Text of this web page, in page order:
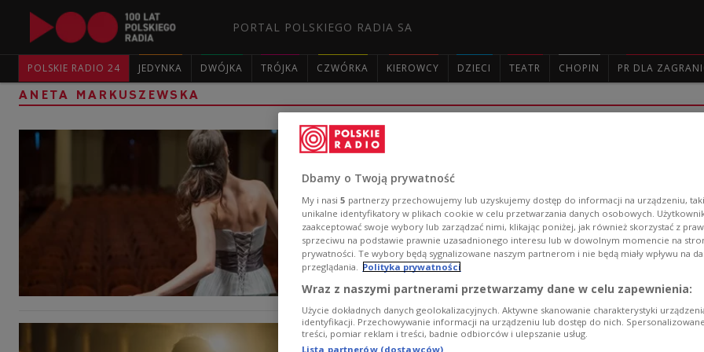
PORTAL POLSKIEGO RADIA SA
POLSKIE RADIO 24 JEDYNKA DWÓJKA TRÓJKA CZWÓRKA KIEROWCY DZIECI TEATR CHOPIN PR DLA
ANETA MARKUSZEWSKA
Concerto delle donne - kobiecy
- To była muzyka, której pilnie strzeżono, książę nie
oddawały nuty i one były zamykane w oddzielnym,
działalności żeńskiego XVI-wiecznego zespołu
autorka nowego cyklu "Wirtuoza, prima donna, diva".
Zobacz więcej na temat: Dwójka kobieta opera śpiew
Fenomen IX Symfonii Ludwiga van
Dbamy o Twoją prywatność
My i nasi 5 partnerzy przechowujemy lub uzyskujemy dostęp do informacji na urządzeniu,
unikalne identyfikatory w plikach cookie w celu przetwarzania danych osobowych.
zaakceptować swoje wybory lub zarządzać nimi, klikając poniżej, jak również skorzystać z
sprzeciwu na podstawie prawnie uzasadnionego interesu lub w dowolnym momencie na
prywatności. Te wybory będą sygnalizowane naszym partnerom i nie będą miały wpływu na
przeglądania.
Polityka prywatności
Wraz z naszymi partnerami przetwarzamy dane w celu zapewnienia:
Użycie dokładnych danych geolokalizacyjnych. Aktywne skanowanie charakterystyki
identyfikacji. Przechowywanie informacji na urządzeniu lub dostęp do nich.
treści, pomiar reklam i treści, badnie odbiorców i ulepszanie usług.
Lista partnerów (dostawców)